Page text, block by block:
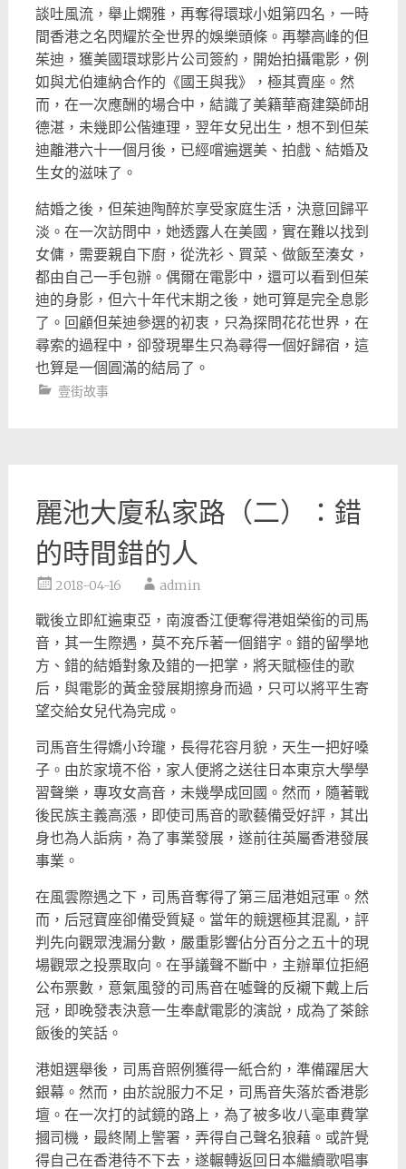
談吐風流，舉止嫻雅，再奪得環球小姐第四名， 一時
間香港之名閃耀於全世界的娛樂頭條。再攀高峰的但
茱迪， 獲美國環球影片公司簽約，開始拍攝電影，例
如與尤伯連納合作的《 國王與我》，極其賣座。然
而，在一次應酬的場合中， 結識了美籍華裔建築師胡
德湛，未幾即公偕連理，翌年女兒出生， 想不到但茱
迪離港六十一個月後，已經嚐遍選美、拍戲、 結婚及
生女的滋味了。
結婚之後，但茱迪陶醉於享受家庭生活，決意回歸平
淡。 在一次訪問中，她透露人在美國，實在難以找到
女傭， 需要親自下廚，從洗衫、買菜、做飯至湊女，
都由自己一手包辦。 偶爾在電影中，還可以看到但茱
迪的身影，但六十年代末期之後， 她可算是完全息影
了。回顧但茱迪參選的初衷，只為探問花花世界， 在
尋索的過程中，卻發現畢生只為尋得一個好歸宿， 這
也算是一個圓滿的結局了。
壹街故事
麗池大廈私家路（二）：錯
的時間錯的人
2018-04-16 admin
戰後立即紅遍東亞，南渡香江便奪得港姐榮銜的司馬
音， 其一生際遇，莫不充斥著一個錯字。錯的留學地
方、 錯的結婚對象及錯的一把掌，將天賦極佳的歌
后， 與電影的黃金發展期擦身而過， 只可以將平生寄
望交給女兒代為完成。
司馬音生得嬌小玲瓏，長得花容月貌，天生一把好嗓
子。 由於家境不俗，家人便將之送往日本東京大學學
習聲樂， 專攻女高音，未幾學成回國。然而，隨著戰
後民族主義高漲， 即使司馬音的歌藝備受好評，其出
身也為人詬病，為了事業發展， 遂前往英屬香港發展
事業。
在風雲際遇之下，司馬音奪得了第三屆港姐冠軍。然
而， 后冠寶座卻備受質疑。當年的競選極其混亂， 評
判先向觀眾洩漏分數， 嚴重影響佔分百分之五十的現
場觀眾之投票取向。在爭議聲不斷中， 主辦單位拒絕
公布票數， 意氣風發的司馬音在噓聲的反襯下戴上后
冠， 即晚發表決意一生奉獻電影的演說，成為了茶餘
飯後的笑話。
港姐選舉後，司馬音照例獲得一紙合約，準備躍居大
銀幕。然而，由於說服力不足，司馬音失落於香港影
壇。 在一次打的試鏡的路上，為了被多收八毫車費掌
摑司機， 最終鬧上警署，弄得自己聲名狼藉。或許覺
得自己在香港待不下去， 遂輾轉返回日本繼續歌唱事